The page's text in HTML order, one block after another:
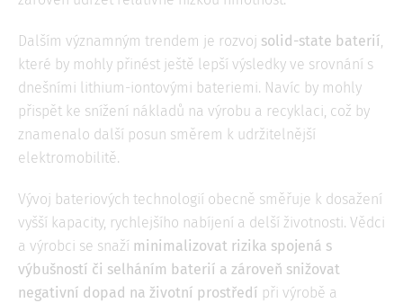
Dalším významným trendem je rozvoj solid-state baterií,
které by mohly přinést ještě lepší výsledky ve srovnání s
dnešními lithium-iontovými bateriemi. Navíc by mohly
přispět ke snížení nákladů na výrobu a recyklaci, což by
znamenalo další posun směrem k udržitelnější
elektromobilitě.
Vývoj bateriových technologií obecně směřuje k dosažení
vyšší kapacity, rychlejšího nabíjení a delší životnosti. Vědci
a výrobci se snaží minimalizovat rizika spojená s
výbušností či selháním baterií a zároveň snižovat
negativní dopad na životní prostředí při výrobě a